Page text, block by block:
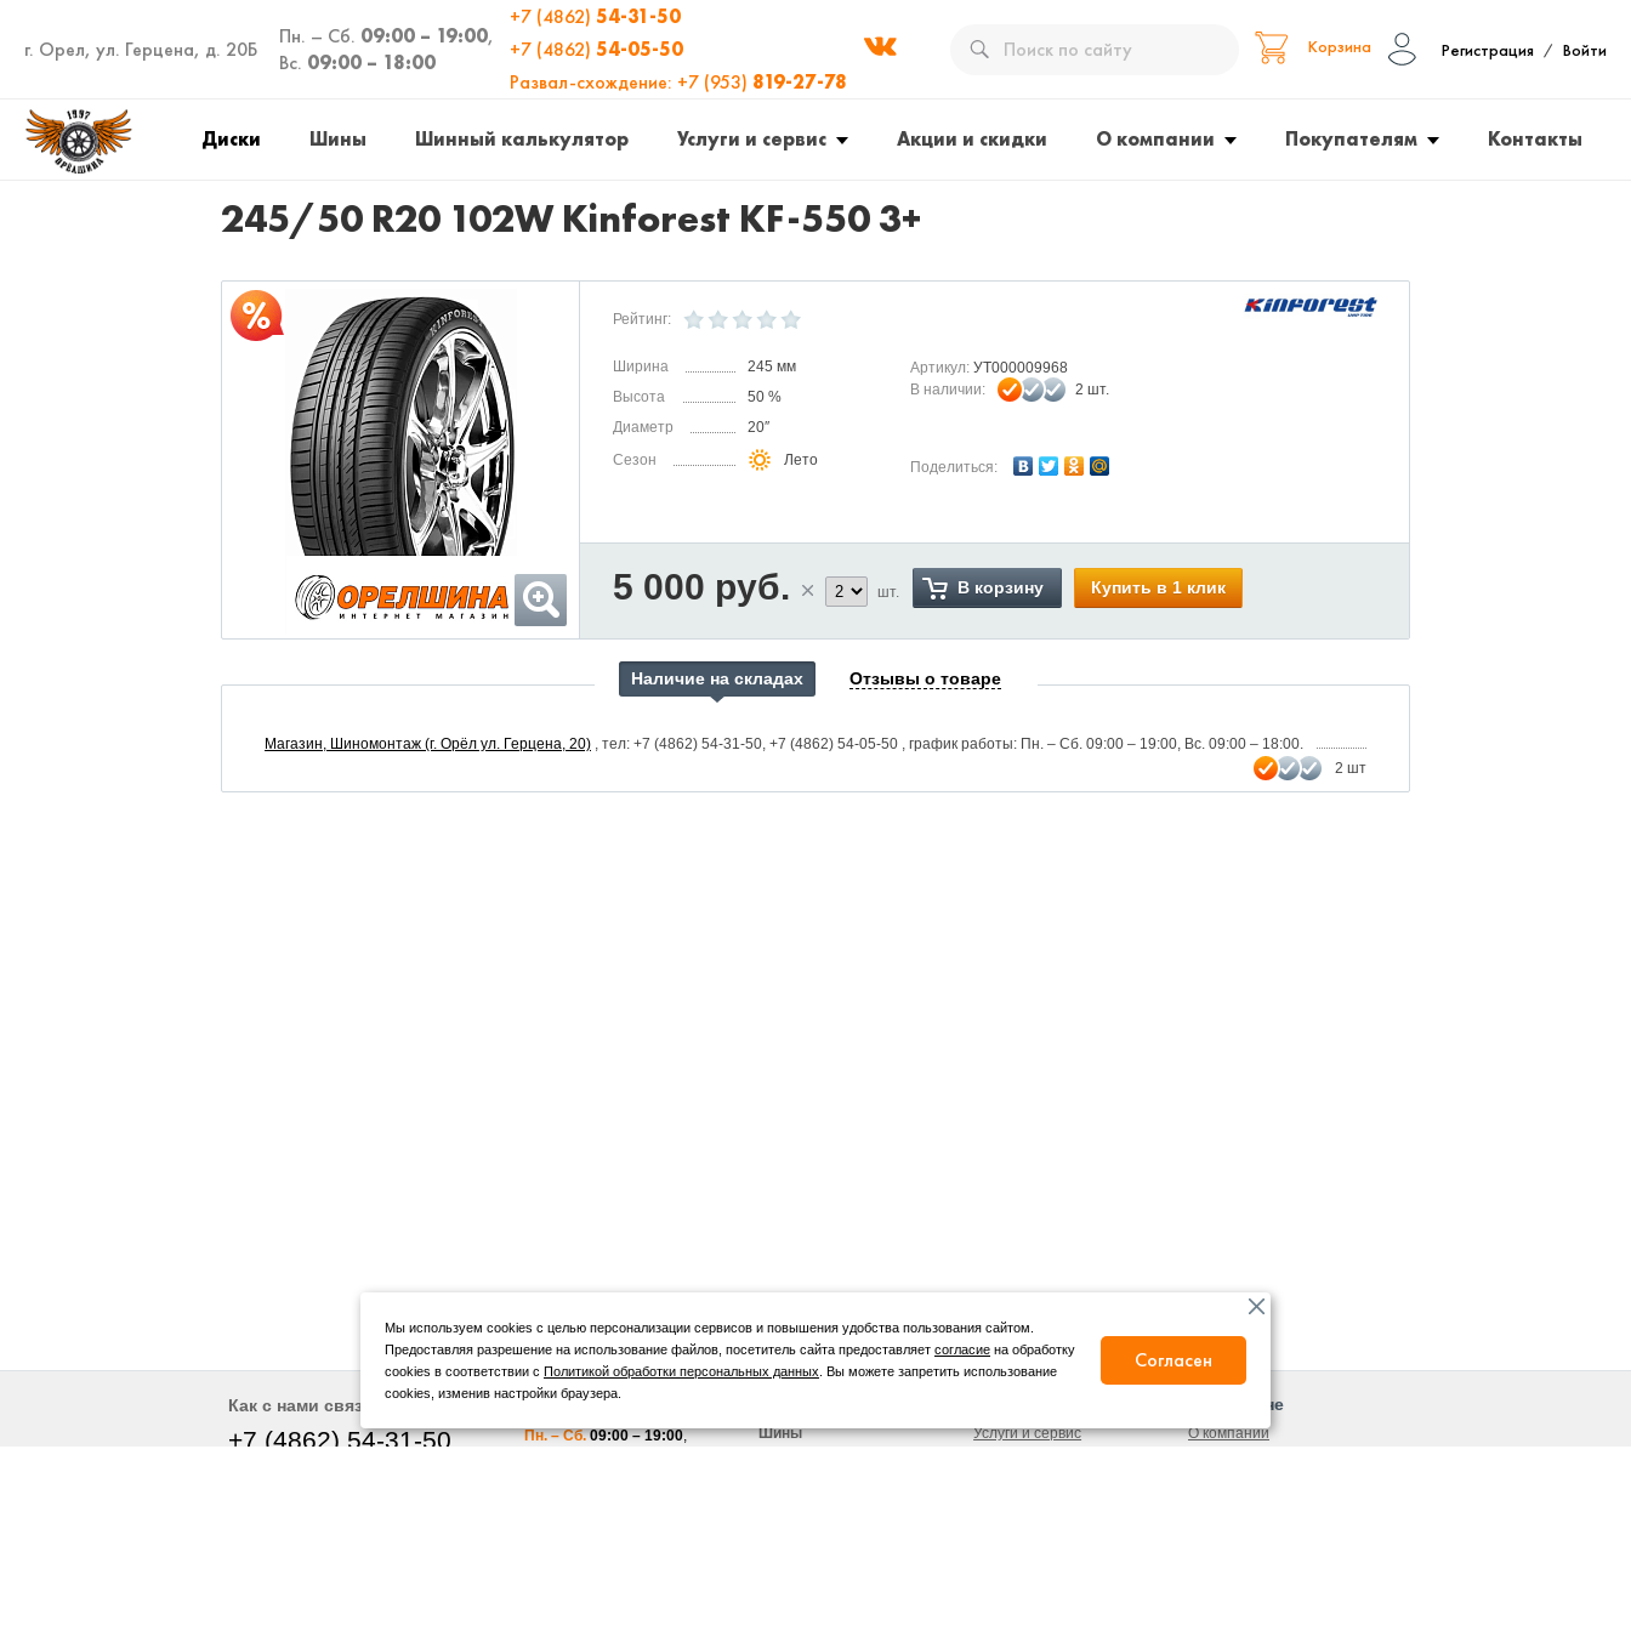
г. Орел, ул. Герцена, д. 20Б
Пн. – Сб. 09:00 – 19:00,
Вс. 09:00 – 18:00
+7 (4862) 54-31-50
+7 (4862) 54-05-50
Развал-схождение: +7 (953) 819-27-78
Корзина Регистрация / Войти
Диски Шины Шинный калькулятор Услуги и сервис Акции и скидки О компании Покупателям Контакты
245/50 R20 102W Kinforest KF-550 3+
Рейтинг:
Ширина
245 мм
Высота
50 %
Диаметр
20″
Сезон
Лето
Артикул: УТ000009968
В наличии:
2 шт.
Поделиться:
5 000 руб. шт. В корзину Купить в 1 клик
Наличие на складах Отзывы о товаре
Магазин, Шиномонтаж (г. Орёл ул. Герцена, 20) , тел: +7 (4862) 54-31-50, +7 (4862) 54-05-50 , график работы: Пн. – Сб. 09:00 – 19:00, Вс. 09:00 – 18:00.
2 шт
Мы используем cookies с целью персонализации сервисов и повышения удобства пользования сайтом.
Предоставляя разрешение на использование файлов, посетитель сайта предоставляет согласие на обработку
cookies в соответствии с Политикой обработки персональных данных . Вы можете запретить использование
cookies, изменив настройки браузера.
Согласен
Как с нами связаться
+7 (4862) 54-31-50
Режим работы
Пн. – Сб.09:00 – 19:00,
Шины
Услуги и сервис
О магазине
О компании